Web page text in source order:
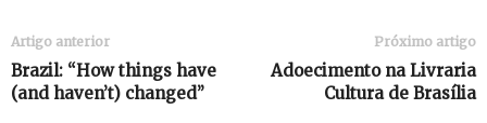
Artigo anterior
Brazil: “How things have
(and haven’t) changed”
Próximo artigo
Adoecimento na Livraria
Cultura de Brasília